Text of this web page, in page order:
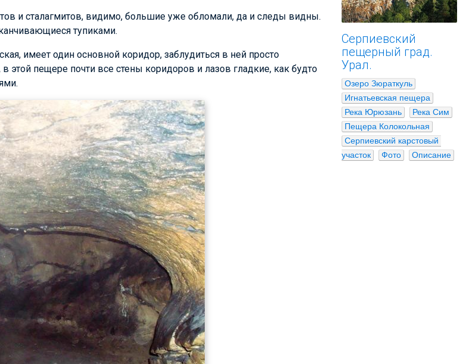
и сталагмитов, видимо, большие уже обломали, да и следы видны.
тупиками.
имеет один основной коридор, заблудиться в ней просто
в этой пещере почти все стены коридоров и лазов гладкие, как будто
Серпиевский
пещерный град.
Урал.
Озеро Зюраткуль
Игнатьевская пещера
Река Юрюзань
Река Сим
Пещера Колокольная
Серпиевский карстовый
участок
Фото Описание